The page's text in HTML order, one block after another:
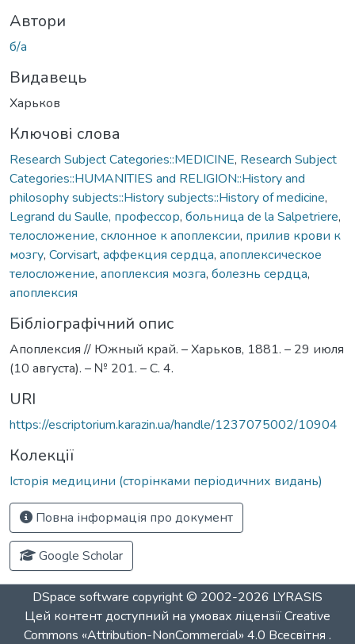
Автори
б/а
Видавець
Харьков
Ключові слова
Research Subject Categories::MEDICINE, Research Subject
Categories::HUMANITIES and RELIGION::History and
philosophy subjects::History subjects::History of medicine,
Legrand du Saulle, профессор, больница de la Salpetriere,
телосложение, склонное к апоплексии, прилив крови к
мозгу, Corvisart, аффекция сердца, апоплексическое
телосложение, апоплексия мозга, болезнь сердца,
апоплексия
Бібліографічний опис
Апоплексия // Южный край. – Харьков, 1881. – 29 июля
(10 августа). – № 201. – С. 4.
URI
https://escriptorium.karazin.ua/handle/1237075002/10904
Колекції
Історія медицини (сторінками періодичних видань)
Повна інформація про документ
Google Scholar
DSpace software copyright © 2002-2026 LYRASIS
Цей контент доступний на умовах ліцензіїCreative
Commons «Attribution-NonCommercial» 4.0 Всесвітня .